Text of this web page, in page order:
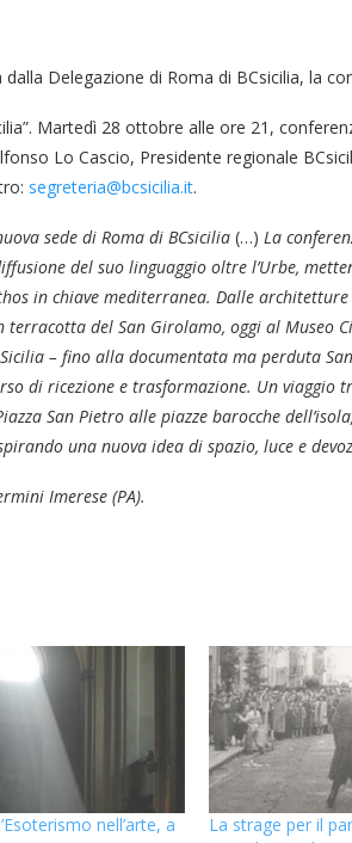
Delegazione di Roma di BCsicilia, la
Martedì 28 ottobre alle ore 21,
Lo Cascio, Presidente regionale
segreteria@bcsicilia.it.
sede di Roma di BCsicilia (…) La
del suo linguaggio oltre l’Urbe,
in chiave mediterranea. Dalle architetture
del San Girolamo, oggi al Museo
– fino alla documentata ma perduta
di ricezione e trasformazione. Un viaggio
San Pietro alle piazze barocche
una nuova idea di spazio, luce e
Imerese (PA).
nell’arte, a
La strage per il